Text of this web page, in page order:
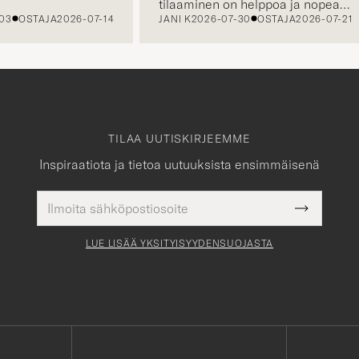
OSTAJA2026-07-14
tilaaminen on helppoa ja nopeaa,
sekä asiakaspalvelustanne saa
JANI K2026-07-30 OSTAJA2026-07-21
TILAA UUTISKIRJEEMME
Inspiraatiota ja tietoa uutuuksista ensimmäisenä
Pakollinen
tieto
Submit
Newsletter
LUE LISÄÄ YKSITYISYYDENSUOJASTA